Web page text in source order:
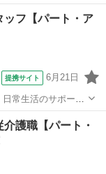
を担当。 巡回や安
。 空き時間にはフ
フ【パート・ア
提携サイト 6月21日
常生活のサポート
じめ、レクリエー
送迎業務など幅広
護職【パート・